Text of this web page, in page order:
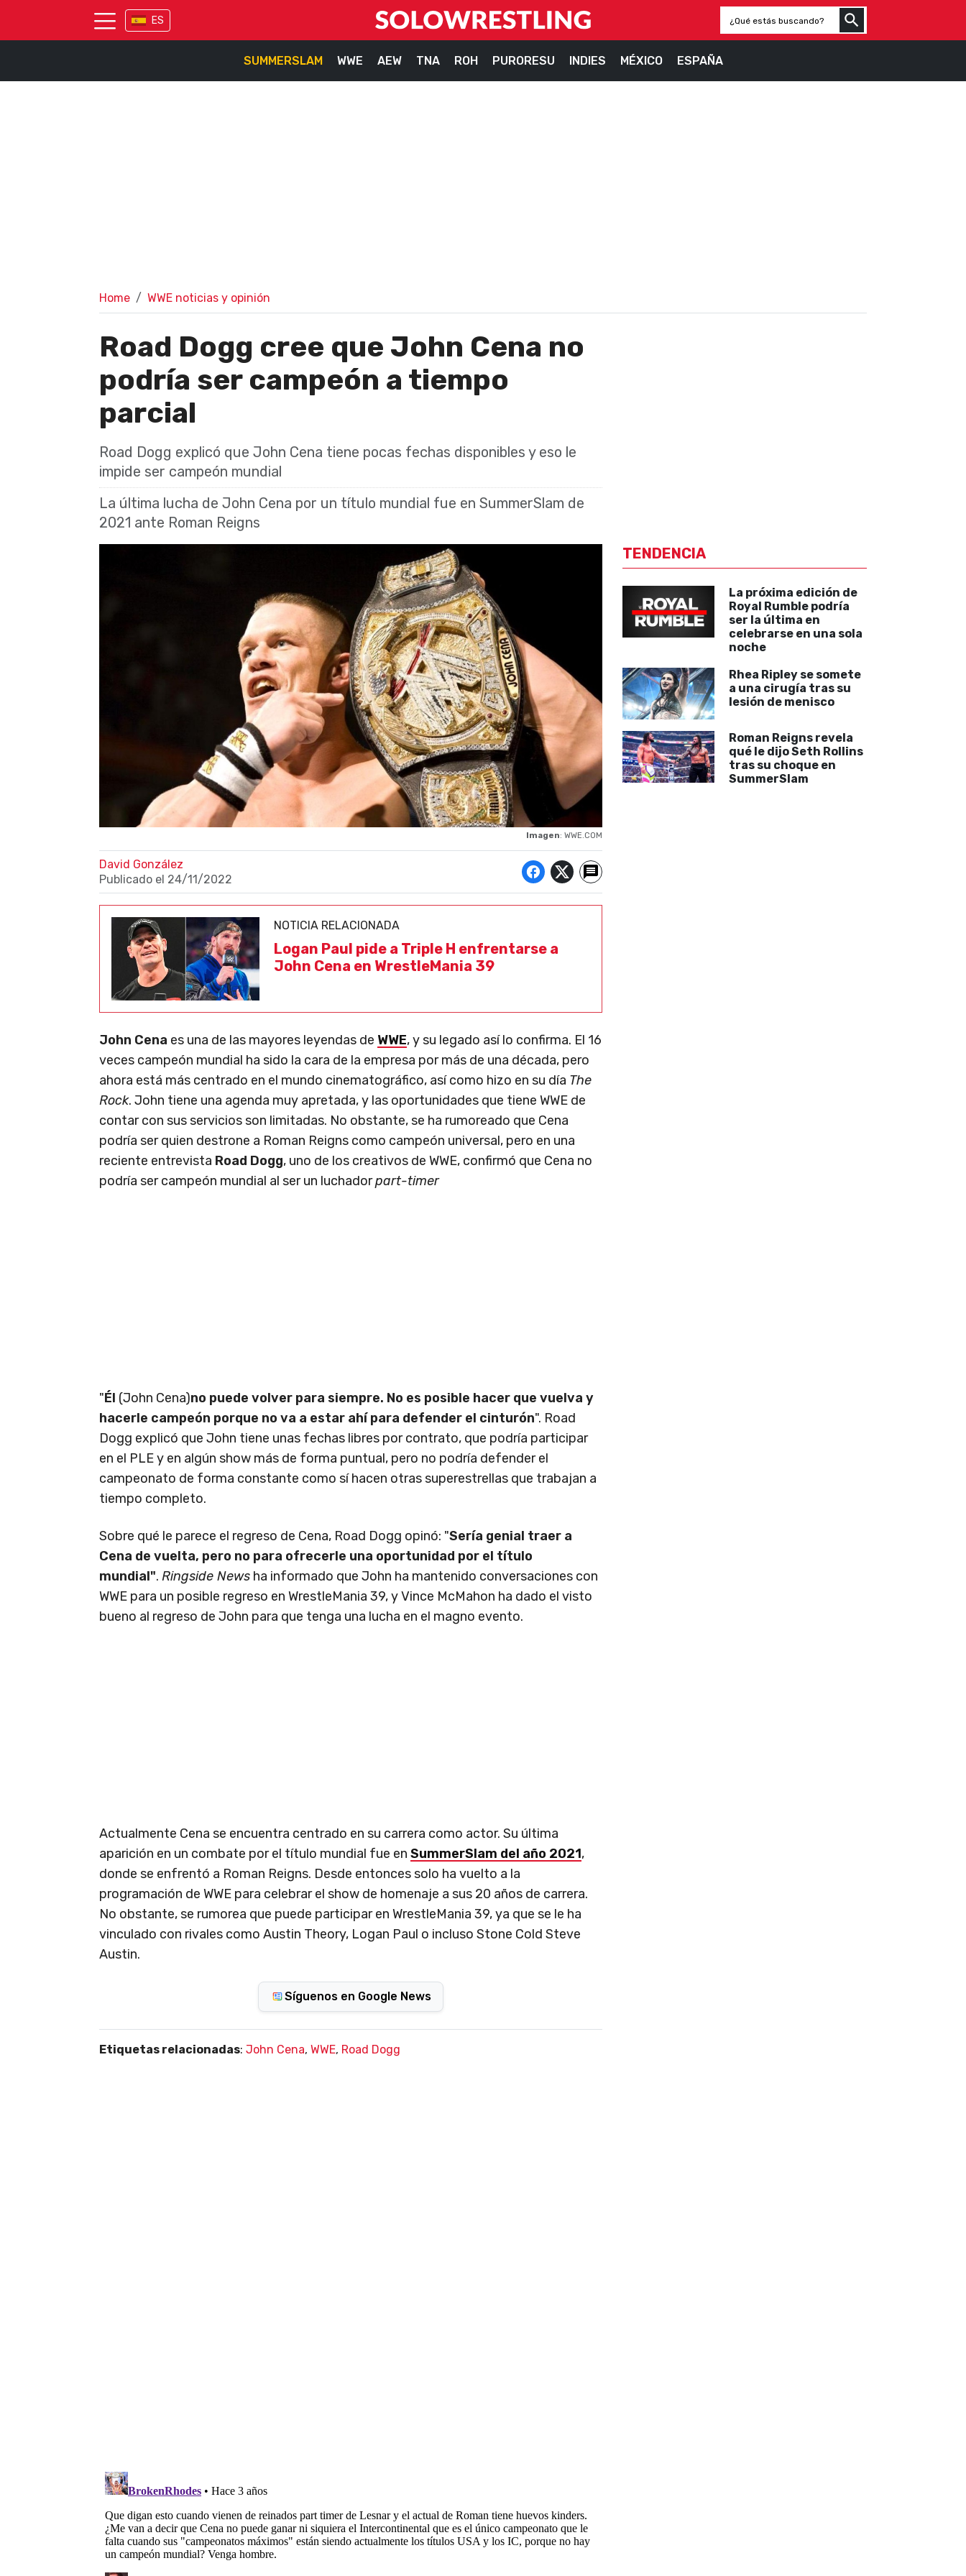
ES
SUMMERSLAM WWE AEW TNA ROH PURORESU INDIES MÉXICO ESPAÑA
Home WWE noticias y opinión
Road Dogg cree que John Cena no
podría ser campeón a tiempo
parcial
Road Dogg explicó que John Cena tiene pocas fechas disponibles y eso le
impide ser campeón mundial
La última lucha de John Cena por un título mundial fue en SummerSlam de
2021 ante Roman Reigns
Imagen: WWE.COM
David González
Publicado el 24/11/2022
NOTICIA RELACIONADA
Logan Paul pide a Triple H enfrentarse a
John Cena en WrestleMania 39
John Cena es una de las mayores leyendas de WWE, y su legado así lo confirma. El 16
veces campeón mundial ha sido la cara de la empresa por más de una década, pero
ahora está más centrado en el mundo cinematográfico, así como hizo en su día The
Rock. John tiene una agenda muy apretada, y las oportunidades que tiene WWE de
contar con sus servicios son limitadas. No obstante, se ha rumoreado que Cena
podría ser quien destrone a Roman Reigns como campeón universal, pero en una
reciente entrevista Road Dogg, uno de los creativos de WWE, confirmó que Cena no
podría ser campeón mundial al ser un luchadorpart-timer
"Él (John Cena)no puede volver para siempre. No es posible hacer que vuelva y
hacerle campeón porque no va a estar ahí para defender el cinturón". Road
Dogg explicó que John tiene unas fechas libres por contrato, que podría participar
en el PLE y en algún show más de forma puntual, pero no podría defender el
campeonato de forma constante como sí hacen otras superestrellas que trabajan a
tiempo completo.
Sobre qué le parece el regreso de Cena, Road Dogg opinó: "Sería genial traer a
Cena de vuelta, pero no para ofrecerle una oportunidad por el título
mundial". Ringside News ha informado que John ha mantenido conversaciones con
WWE para un posible regreso en WrestleMania 39, y Vince McMahon ha dado el visto
bueno al regreso de John para que tenga una lucha en el magno evento.
Actualmente Cena se encuentra centrado en su carrera como actor. Su última
aparición en un combate por el título mundial fue en SummerSlam del año 2021,
donde se enfrentó a Roman Reigns. Desde entonces solo ha vuelto a la
programación de WWE para celebrar el show de homenaje a sus 20 años de carrera.
No obstante, se rumorea que puede participar en WrestleMania 39, ya que se le ha
vinculado con rivales como Austin Theory, Logan Paul o incluso Stone Cold Steve
Austin.
Síguenos en Google News
Etiquetas relacionadas: John Cena, WWE, Road Dogg
TENDENCIA
La próxima edición de
Royal Rumble podría
ser la última en
celebrarse en una sola
noche
Rhea Ripley se somete
a una cirugía tras su
lesión de menisco
Roman Reigns revela
qué le dijo Seth Rollins
tras su choque en
SummerSlam